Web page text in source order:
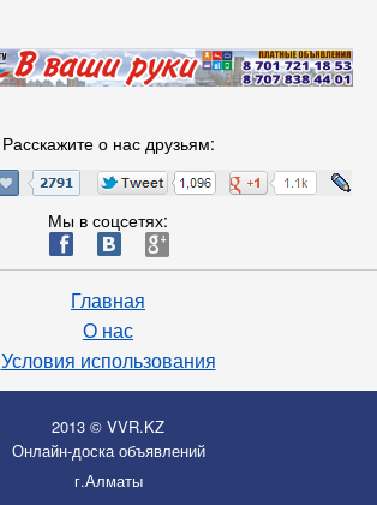
Расскажите о нас друзьям:
Мы в соцсетях:
ä æ è
Главная
О нас
Условия использования
2013 © VVR.KZ
Онлайн-доска объявлений
г.Алматы